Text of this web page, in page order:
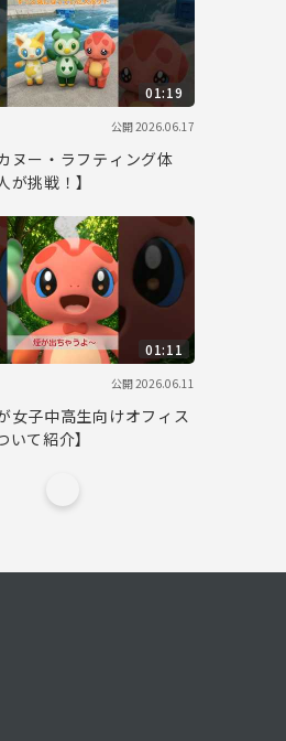
01:19
公開2026.06.17
ヌー・ラフティング体
が挑戦！】
01:11
公開2026.06.11
女子中高生向けオフィス
いて紹介】